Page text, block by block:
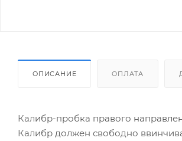
ОПИСАНИЕ ОПЛАТА
Калибр-пробка правого
Калибр должен свободно